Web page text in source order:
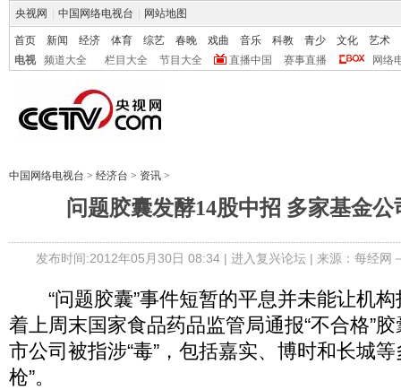
央视网 中国网络电视台 网站地图
首页 新闻 经济 体育 综艺 春晚 戏曲 音乐 科教 青少 文化
艺术
电视
频道大全 栏目大全 节目大全 直播中国 赛事直播 网络
中国网络电视台 > 经济台 > 资讯 >
问题胶囊发酵14股中招 多家基金公
发布时间:2012年05月30日 08:34 | 进入复兴论坛| 来源：每经网
“问题胶囊”事件短暂的平息并未能让机构
着上周末国家食品药品监管局通报“不合格”
市公司被指涉“毒”，包括嘉实、博时和长城
枪”。